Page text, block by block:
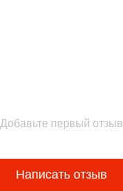
Добавьте первый отзыв
Написать отзыв